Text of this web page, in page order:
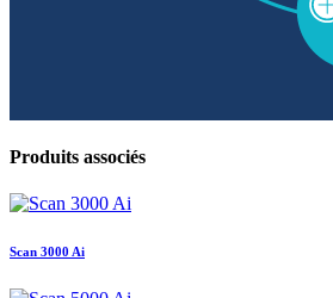
Produits associés
Scan 3000 Ai